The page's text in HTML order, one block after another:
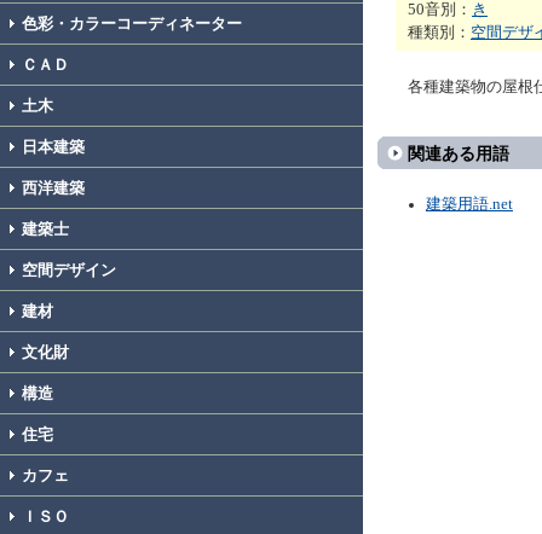
色彩・カラーコーディネーター
ＣＡＤ
土木
日本建築
西洋建築
建築士
空間デザイン
建材
文化財
構造
住宅
カフェ
ＩＳＯ
50音別： き
種類別： 空間デザ
各種建築物の屋根
関連ある用語
建築用語.net